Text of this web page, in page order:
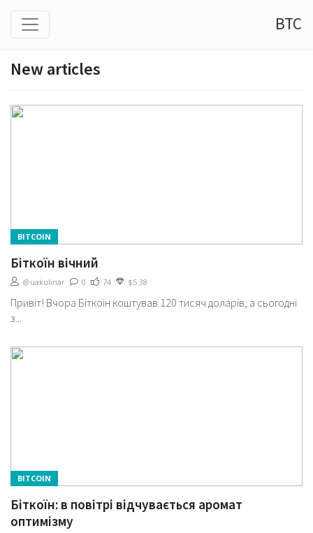
BTC
New articles
BITCOIN
Біткоїн вічний
@uakulinar 0 74 $5.38
Привіт! Вчора Біткоїн коштував 120 тисяч доларів, а сьогодні
з...
BITCOIN
Біткоїн: в повітрі відчувається аромат
оптимізму